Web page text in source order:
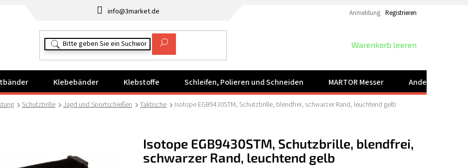
info@3market.de Anmeldung Registrieren
WARENKORB
Warenkorb leeren
Klebebänder Klebstoffe Schleifen, Polieren und Schneiden MARTOR Messer Andere Produkte
Schutzbrille Jagd und Sportschießen Taktische Isotope EGB9430STM, Schutzbrille, blendfrei, schwarzer Rand, leuchtend gelb
Isotope EGB9430STM, Schutzbrille, blendfrei,
schwarzer Rand, leuchtend gelb